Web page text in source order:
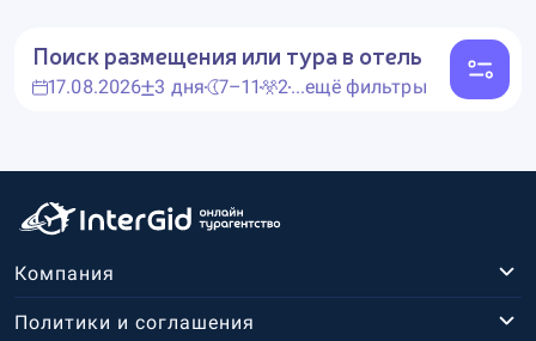
Поиск размещения или тура в отель
17.08.2026 3 дня 7–11 2...ещё фильтры
Компания
Политики и соглашения